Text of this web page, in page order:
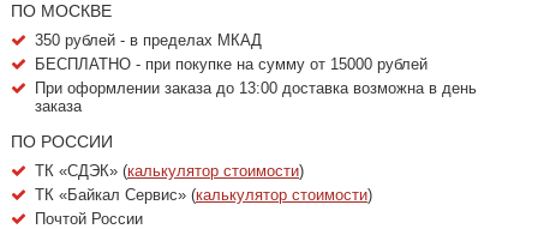
ПО МОСКВЕ
350 рублей - в пределах МКАД
БЕСПЛАТНО - при покупке на сумму от 15000 рублей
При оформлении заказа до 13:00 доставка возможна в день
заказа
ПО РОССИИ
ТК «СДЭК» (калькулятор стоимости)
ТК «Байкал Сервис» (калькулятор стоимости)
Почтой России